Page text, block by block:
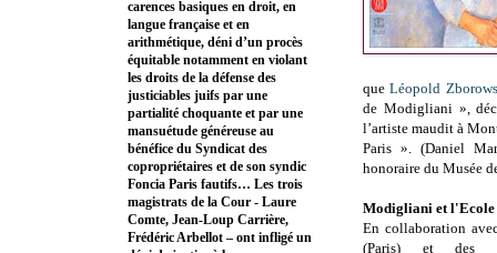
queLéopold
de Modigliani »,
l’artiste maudit à
Paris ». (Daniel
honoraire du Musée
Modigliani et l'Ecole
En collaboration
(Paris) et des
carences basiques en droit, en
langue française et en
arithmétique, déni d’un procès
équitable notamment en violant
les droits de la défense des
justiciables juifs par une
partialité choquante et par une
mansuétude généreuse au
bénéfice du Syndicat des
copropriétaires et de son syndic
Foncia Paris fautifs… Les trois
magistrats de la Cour - Laure
Comte, Jean-Loup Carrière,
Frédéric Arbellot – ont infligé un